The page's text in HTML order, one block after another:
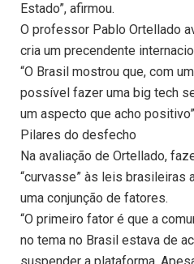
Estado”, afirmou.
O professor Pablo Ortellado
cria um precendente
“O Brasil mostrou que, com
possível fazer uma big tech
um aspecto que acho
Pilares do desfecho
Na avaliação de Ortellado,
“curvasse” às leis brasileiras
uma conjunção de fatores.
“O primeiro fator é que a
no tema no Brasil estava de